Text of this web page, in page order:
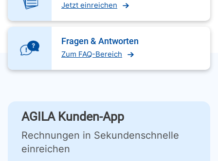
Jetzt einreichen
Fragen & Antworten
Zum FAQ-Bereich
AGILA Kunden-App
Rechnungen in Sekundenschnelle
einreichen